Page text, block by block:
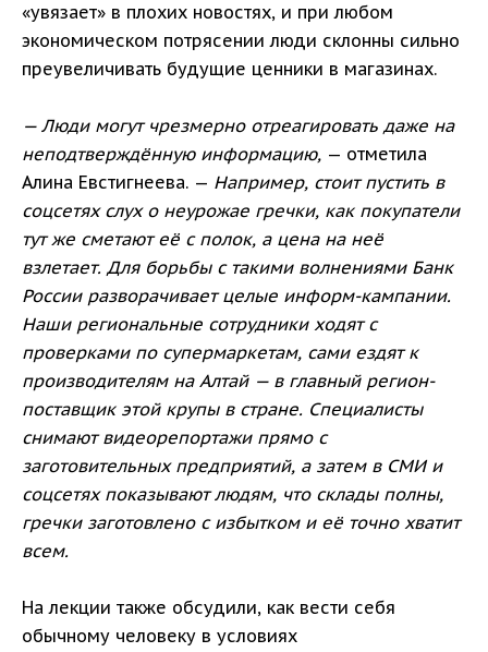
«увязает» в плохих новостях, и при любом
экономическом потрясении люди склонны сильно
преувеличивать будущие ценники в магазинах.
— Люди могут чрезмерно отреагировать даже на
неподтверждённую информацию, — отметила
Алина Евстигнеева. — Например, стоит пустить в
соцсетях слух о неурожае гречки, как покупатели
тут же сметают её с полок, а цена на неё
взлетает. Для борьбы с такими волнениями Банк
России разворачивает целые информ-кампании.
Наши региональные сотрудники ходят с
проверками по супермаркетам, сами ездят к
производителям на Алтай — в главный регион-
поставщик этой крупы в стране. Специалисты
снимают видеорепортажи прямо с
заготовительных предприятий, а затем в СМИ и
соцсетях показывают людям, что склады полны,
гречки заготовлено с избытком и её точно хватит
всем.
На лекции также обсудили, как вести себя
обычному человеку в условиях